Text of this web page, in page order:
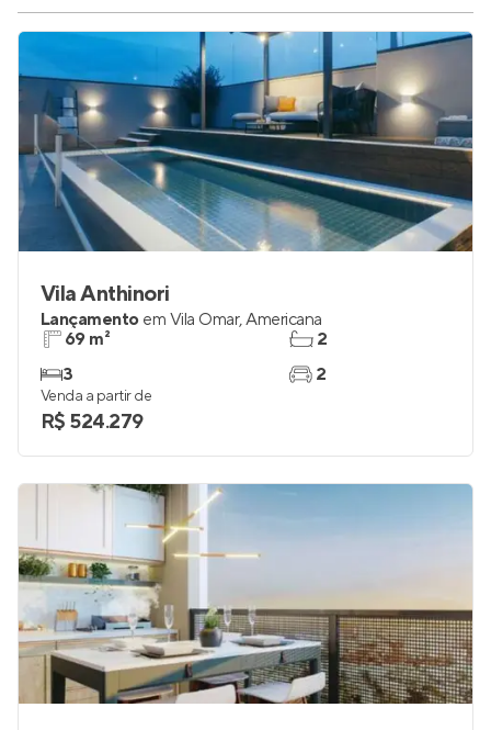
Vila Anthinori
Lançamento em Vila Omar,Americana
69 m²
3
2
2
Venda a partir de
R$ 524.279